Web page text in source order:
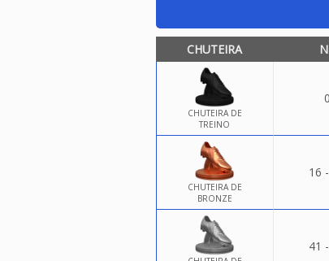
CHUTEIRA
CHUTEIRA DE
TREINO
CHUTEIRA DE
BRONZE
16
41